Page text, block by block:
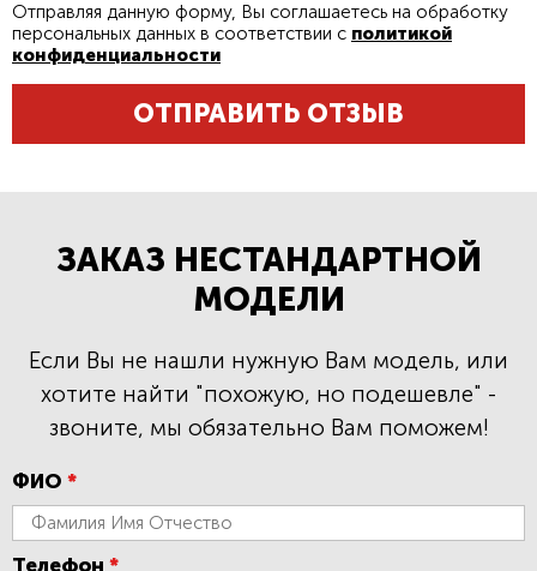
ОТПРАВИТЬ ОТЗЫВ
Отправляя данную форму, Вы соглашаетесь на обработку
персональных данных в соответствии с политикой
конфиденциальности
ЗАКАЗ НЕСТАНДАРТНОЙ
МОДЕЛИ
Если Вы не нашли нужную Вам модель, или
хотите найти "похожую, но подешевле" -
звоните, мы обязательно Вам поможем!
ФИО *
Телефон *